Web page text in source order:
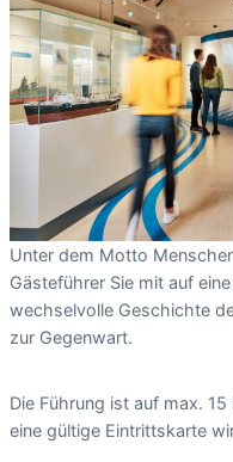
Unter dem Motto
Gästeführer Sie mit auf
wechselvolle Geschichte
zur Gegenwart.
Die Führung ist auf max.
eine gültige Eintrittskarte